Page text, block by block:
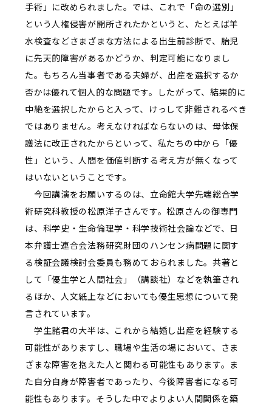
手術」に改められました。では、これで「命の選別」
という人権侵害が開所されたかというと、たとえば羊
水検査などさまざまな方法による出生前診断で、胎児
に先天的障害があるかどうか、判定可能になりまし
た。もちろん当事者である夫婦が、出産を選択するか
否かは優れて個人的な問題です。したがって、結果的に
中絶を選択したからと入って、けっして非難されるべき
ではありません。考えなければならないのは、母体保
護法に改正されたからといって、私たちの中から「優
性」という、人間を価値判断する考え方が無くなって
はいないということです。
今回講演をお願いするのは、立命館大学先端総合学
術研究科教授の松原洋子さんです。松原さんの御専門
は、科学史・生命倫理学・科学技術社会論などで、日
本弁護士連合会法務研究財団のハンセン病問題に関す
る検証会議検討会委員も務めておられました。共著と
して「優生学と人間社会」（講談社）などを執筆され
るほか、人文紙上などにおいても優生思想について発
言されています。
学生諸君の大半は、これから結婚し出産を経験する
可能性がありますし、職場や生活の場において、さま
ざまな障害を抱えた人と関わる可能性もあります。ま
た自分自身が障害者であったり、今後障害者になる可
能性もあります。そうした中でよりよい人間関係を築